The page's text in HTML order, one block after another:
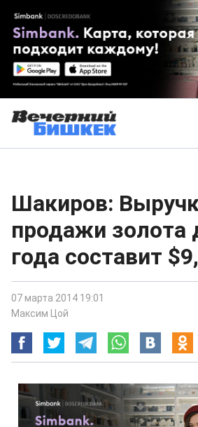
Шакиров:
продажи золота
года составит
07 марта 2014 19:01
Максим Цой